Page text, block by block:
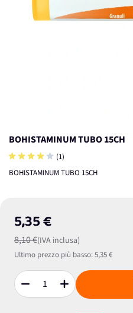
BOHISTAMINUM TUBO 15CH
(1)
BOHISTAMINUM TUBO 15CH
5,35 €
8,10 €(IVA inclusa)
Ultimo prezzo più basso:5,35 €
Quantità